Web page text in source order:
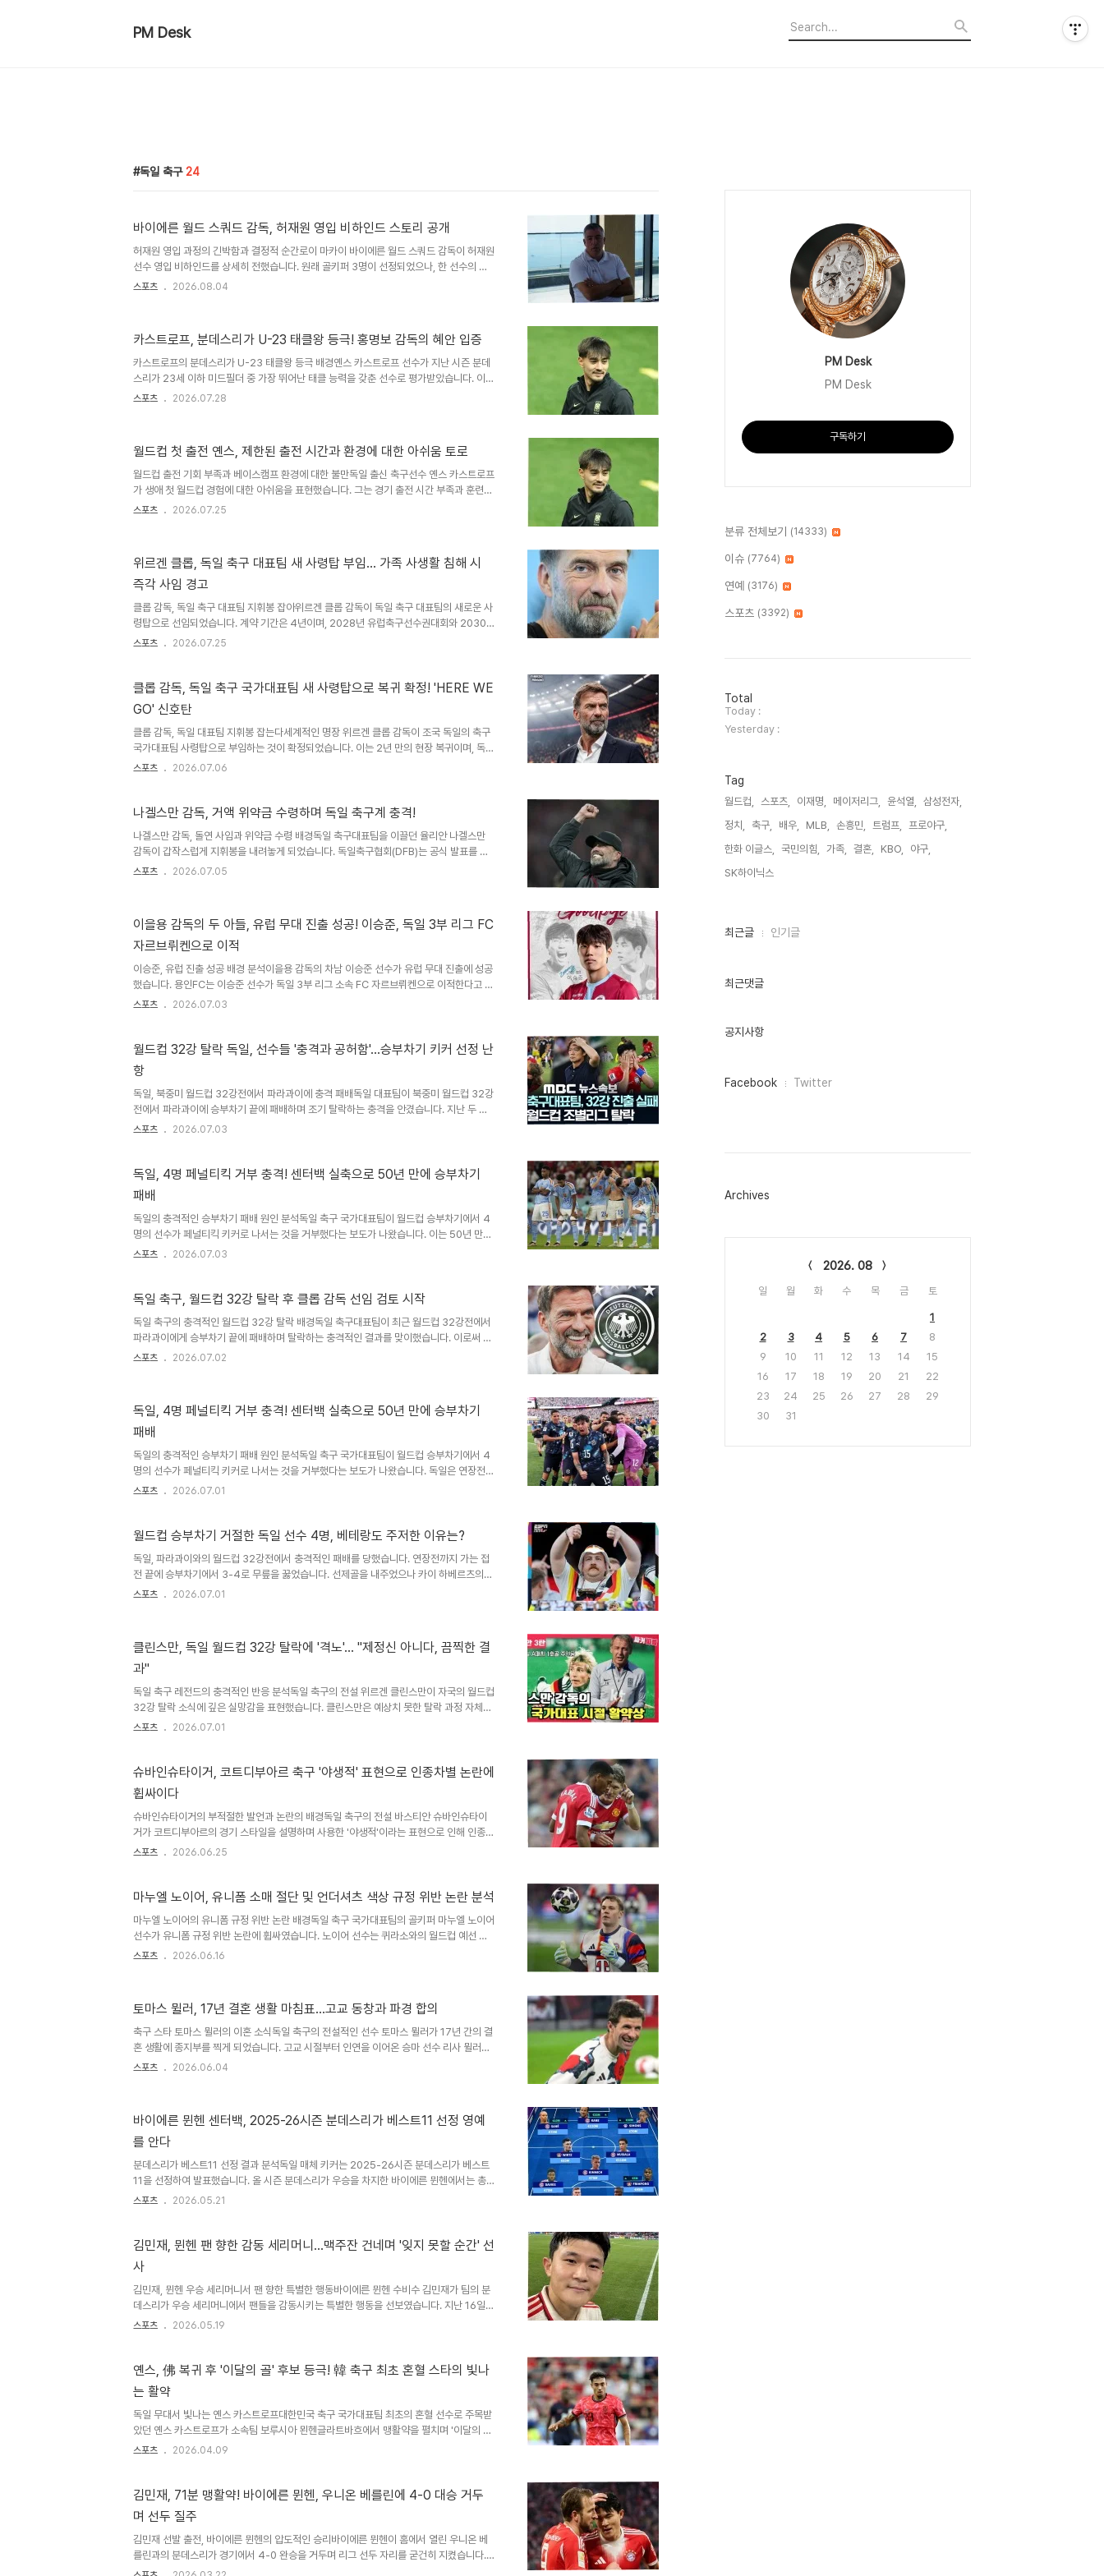
PM Desk
독일 축구 24
바이에른 월드 스쿼드 감독, 허재원 영입 비하인드 스토리 공개
허재원 영입 과정의 긴박함과 결정적 순간로이 마카이 바이에른 월드 스쿼드 감독이 허재원
선수 영입 비하인드를 상세히 전했습니다. 원래 골키퍼 3명이 선정되었으나, 한 선수의 부
득이한 불참으로 새로운 선수를 급하게 찾아야 했습니다. 추천받은 영상과 자료를 검토한
선수들이 프로 무대에 데뷔했으며, 허재원 선수가 그 두 번째 사례가 되었습니다. 이는 유소
년 축구 육성에 중요한 기여를 하고 있음을 보여줍니다. 한국 선수들의 잠재력과 네덜란드
..
스포츠 2026.08.04
카스트로프, 분데스리가 U-23 태클왕 등극! 홍명보 감독의 혜안 입증
카스트로프의 분데스리가 U-23 태클왕 등극 배경옌스 카스트로프 선수가 지난 시즌 분데
스리가 23세 이하 미드필더 중 가장 뛰어난 태클 능력을 갖춘 선수로 평가받았습니다. 이는
차기 시즌을 앞두고 남다른 수비 경쟁력을 입증한 결과입니다. 스스로는 2026 북중미 월
별리그 최종전 출전과 훈련 환경에 대한 아쉬움을 표현했습니다. 카스트로프의 플레이 스타
일과 통계적 증명카스트로프 선수의 강점은 육박감 넘치는 수비와 풍부한 활동량입니다. 이
는 ..
스포츠 2026.07.28
월드컵 첫 출전 옌스, 제한된 출전 시간과 환경에 대한 아쉬움 토로
월드컵 출전 기회 부족과 베이스캠프 환경에 대한 불만독일 출신 축구선수 옌스 카스트로프
가 생애 첫 월드컵 경험에 대한 아쉬움을 표현했습니다. 그는 경기 출전 시간 부족과 훈련
캠프 환경에 대한 불만을 제기했습니다. 특히, 안전상의 이유로 외부 활동 및 가족 면회가
지 못하고 가족도 제대로 만나지 못한 상황에 대해 깊은 아쉬움을 나타냈습니다. 그는 다른
국가대표팀들이 더 나은 환경에서 훈련하고 더 많은 선택권을 누렸을 것이라고 덧붙였습니
스포츠 2026.07.25
위르겐 클롭, 독일 축구 대표팀 새 사령탑 부임... 가족 사생활 침해 시
즉각 사임 경고
클롭 감독, 독일 축구 대표팀 지휘봉 잡아위르겐 클롭 감독이 독일 축구 대표팀의 새로운 사
령탑으로 선임되었습니다. 계약 기간은 4년이며, 2028년 유럽축구선수권대회와 2030
년 월드컵까지 팀을 이끌게 됩니다. 독일 축구협회는 이사회를 통해 클롭 감독 선임안을 만
탄탄한 조직력을 바탕으로 명확한 정체성을 가진 축구를 선보이겠다고 밝혔습니다. 또한,
뛸 자격이 있는 선수라면 누구에게나 기회가 열려 있음을 강조했습니다. 가족 사생활 침해
시 즉각 사임 경고클롭 감독은 취임식에서 언론을 향해 강력한 경고 메시지를 전달했습니
다. 가..
스포츠 2026.07.25
클롭 감독, 독일 축구 국가대표팀 새 사령탑으로 복귀 확정! 'HERE WE
GO' 신호탄
클롭 감독, 독일 대표팀 지휘봉 잡는다세계적인 명장 위르겐 클롭 감독이 조국 독일의 축구
국가대표팀 사령탑으로 부임하는 것이 확정되었습니다. 이는 2년 만의 현장 복귀이며, 독일
축구의 새로운 전환점이 될 것으로 기대됩니다. 클롭 감독은 에너지 재충전과 함께 복귀 준
기 사령탑으로 낙점했습니다. 클롭 감독은 독일 축구가 근본적인 변화가 필요하다는 점에
롭 감독의 지도력과 전술적 혁신클롭 감독은 보루시아 도르트문트와 리버풀을 이끌며 ..
스포츠 2026.07.06
나겔스만 감독, 거액 위약금 수령하며 독일 축구계 충격!
나겔스만 감독, 돌연 사임과 위약금 수령 배경독일 축구대표팀을 이끌던 율리안 나겔스만
감독이 갑작스럽게 지휘봉을 내려놓게 되었습니다. 독일축구협회(DFB)는 공식 발표를 통
해 나겔스만 감독과의 계약을 즉시 해지하기로 결정했다고 밝혔습니다. 이는 월드컵 3대회
에 달하는 금액을 받았던 것으로 알려졌습니다. 이에 따라 그에게 지급될 위약금 역시 상당
한 규모일 것으로 추정됩니다. 후임 감독 후보 및 향후 전망독일 축구대표팀의 사령탑 ..
스포츠 2026.07.05
이을용 감독의 두 아들, 유럽 무대 진출 성공! 이승준, 독일 3부 리그 FC
자르브뤼켄으로 이적
이승준, 유럽 진출 성공 배경 분석이을용 감독의 차남 이승준 선수가 유럽 무대 진출에 성공
했습니다. 용인FC는 이승준 선수가 독일 3부 리그 소속 FC 자르브뤼켄으로 이적한다고 공
식 발표했습니다. 이승준 선수는 빠른 스피드와 적극적인 움직임을 바탕으로 용인FC에서
가받았습니다. 선수 본인의 강한 유럽 진출 의지가 결정적인 계기가 되었으며, FC 자르브뤼
켄은 이승준 선수의 잠재력을 높게 평가하여 영입을 추진했습니다. 용인FC는 선수의 미래
와 커리어 발전을 최우선으로 고려하여 이적을 결정했습니다.구단의 긍정적 평가와 향후 전
망용인F..
스포츠 2026.07.03
월드컵 32강 탈락 독일, 선수들 '충격과 공허함'…승부차기 키커 선정 난
항
독일, 북중미 월드컵 32강전에서 파라과이에 충격 패배독일 대표팀이 북중미 월드컵 32강
전에서 파라과이에 승부차기 끝에 패배하며 조기 탈락하는 충격을 안겼습니다. 지난 두 번
의 월드컵에서도 조별리그에서 탈락했던 독일은 이번 대회에서는 32강 토너먼트 첫 경기
기에서 3-4로 패하며 아쉬움을 남겼습니다. 승부차기 키커 선정 난항과 선수들의 심경독
일은 파라과이와의 승부차기에서 예정된 다섯 번째 키커까지 승부를 가리지 못했고, 여섯
번째 키커 선정에 어려움을 겪었습니다. 주장 킴미히가 동료들에게 키커로 나설 것을 제안
했으나 모두 거..
스포츠 2026.07.03
독일, 4명 페널티킥 거부 충격! 센터백 실축으로 50년 만에 승부차기
패배
독일의 충격적인 승부차기 패배 원인 분석독일 축구 국가대표팀이 월드컵 승부차기에서 4
명의 선수가 페널티킥 키커로 나서는 것을 거부했다는 보도가 나왔습니다. 이는 50년 만의
승부차기 패배라는 충격적인 결과로 이어졌습니다. 베테랑 선수들의 망설임은 팀 전체에 큰
키커 성공으로 이어지며 독일의 16강 진출 좌절을 확정지었습니다. 결정적인 순간 경험 부
나의 독일 축구 악몽'이라 칭하며 혹평했습니다. 최근 월드컵 3개 대회 연속 조기 탈락에..
스포츠 2026.07.03
독일 축구, 월드컵 32강 탈락 후 클롭 감독 선임 검토 시작
독일 축구의 충격적인 월드컵 32강 탈락 배경독일 축구대표팀이 최근 월드컵 32강전에서
파라과이에게 승부차기 끝에 패배하며 탈락하는 충격적인 결과를 맞이했습니다. 이로써 독
일은 세 대회 연속 월드컵 16강 진출에 실패하는 부진을 겪게 되었습니다. 이번 패배는 독
은 독일 축구계의 오랜 염원이었으며, 그의 복귀 가능성에 대한 기대감이 높아지고 있습니
다. 클롭 감독은 이미 독일 대표팀 감독직에 대한 관심을 여러 차례 시사한 바 있습니다. 독..
스포츠 2026.07.02
독일, 4명 페널티킥 거부 충격! 센터백 실축으로 50년 만에 승부차기
패배
독일의 충격적인 승부차기 패배 원인 분석독일 축구 국가대표팀이 월드컵 승부차기에서 4
명의 선수가 페널티킥 키커로 나서는 것을 거부했다는 보도가 나왔습니다. 독일은 연장전
끝에 파라과이와 1-1로 비긴 후 승부차기에서 3-4로 패하며 16강 진출에 실패했습니다.
째 키커로 나서는 것을 망설였으며, 특히 베테랑 고레츠카는 두 차례의 요청에도 불구하고
로 나섰으나, 슈팅을 크로스바 위로 날리며 실축했습니다. 이 실축은 독일의 탈락을 확정짓
는 결정적인..
스포츠 2026.07.01
월드컵 승부차기 거절한 독일 선수 4명, 베테랑도 주저한 이유는?
독일, 파라과이와의 월드컵 32강전에서 충격적인 패배를 당했습니다. 연장전까지 가는 접
전 끝에 승부차기에서 3-4로 무릎을 꿇었습니다. 선제골을 내주었으나 카이 하베르츠의
동점골로 균형을 맞추었으나, 연장전 득점이 비디오 판독으로 취소되는 불운을 겪었습니다.
동료들의 주저함 때문이었습니다. 레온 고레츠카, 발데마르 안톤, 나다니엘 브라운, 말릭 치
아우 등은 여섯 번째 키커로 나서는 것을 망설였습니다. 특히 A매치 72경기에 출전한 베테
랑 레온 고..
스포츠 2026.07.01
클린스만, 독일 월드컵 32강 탈락에 '격노'… "제정신 아니다, 끔찍한 결
과"
독일 축구 레전드의 충격적인 반응 분석독일 축구의 전설 위르겐 클린스만이 자국의 월드컵
32강 탈락 소식에 깊은 실망감을 표현했습니다. 클린스만은 예상치 못한 탈락 과정 자체에
대해 혹평하며 참담한 심경을 드러냈습니다. 이는 독일 축구계에 큰 충격을 안겨주었습니
습니다. 특히 승부차기에서의 준비 부족은 이해할 수 없는 수준이라고 강도 높게 비판했습
니다. 클린스만의 과거와 현재, 그리고 독일 축구의 미래클린스만은 이번 탈락을 4년 전과
8년 전의 조기 탈락만큼이나 끔찍한 결과라고 평가했습니다. 그는 독일 축구가 깊은 늪에
빠졌..
스포츠 2026.07.01
슈바인슈타이거, 코트디부아르 축구 '야생적' 표현으로 인종차별 논란에
휩싸이다
슈바인슈타이거의 부적절한 발언과 논란의 배경독일 축구의 전설 바스티안 슈바인슈타이
거가 코트디부아르의 경기 스타일을 설명하며 사용한 '야생적'이라는 표현으로 인해 인종차
별 논란에 휩싸였습니다. 해당 발언은 독일 내에서 거센 비판을 불러일으켰습니다. 그의 분
조금 야생적이며, 완전히 전술적이지는 않은 축구'라고 평가했습니다. 특히 '야생적'이라는
정관념을 강화할 수 있다는 비판이 제기되었습니다. 이는 아프리카 축구에 대한 편견을 드
러내는 발언으로 해석될..
스포츠 2026.06.25
마누엘 노이어, 유니폼 소매 절단 및 언더셔츠 색상 규정 위반 논란 분석
마누엘 노이어의 유니폼 규정 위반 논란 배경독일 축구 국가대표팀의 골키퍼 마누엘 노이어
선수가 유니폼 규정 위반 논란에 휩싸였습니다. 노이어 선수는 퀴라소와의 월드컵 예선 경
기에서 긴팔 유니폼의 소매를 직접 잘라 반팔로 만들었습니다. 이 과정에서 유니폼 색상과
츠를 입고 소매를 잘라 흰색 부분이 그대로 보이게 하여 규정을 위반한 것으로 보입니다. 이
러한 소매 절단 결정이 그를 곤경에 빠뜨릴 수 있다는 분석이 나오고 있습니다. ..
스포츠 2026.06.16
토마스 뮐러, 17년 결혼 생활 마침표...고교 동창과 파경 합의
축구 스타 토마스 뮐러의 이혼 소식독일 축구의 전설적인 선수 토마스 뮐러가 17년 간의 결
혼 생활에 종지부를 찍게 되었습니다. 고교 시절부터 인연을 이어온 승마 선수 리사 뮐러와
의 파경 소식이 전해졌습니다. 두 사람은 독일 축구계의 대표적인 잉꼬부부로 많은 사랑을
거리감이 결국 관계에 영향을 미친 것으로 보입니다. 향후 전망 및 뮐러의 현재 상황비록 사
생활의 아픔을 겪고 있지만, 토마스 뮐러는 여전히 그라운드 위에서 뛰어난 활약을..
스포츠 2026.06.04
바이에른 뮌헨 센터백, 2025-26시즌 분데스리가 베스트11 선정 영예
를 안다
분데스리가 베스트11 선정 결과 분석독일 매체 키커는 2025-26시즌 분데스리가 베스트
11을 선정하여 발표했습니다. 올 시즌 분데스리가 우승을 차지한 바이에른 뮌헨에서는 총
6명의 선수가 베스트11에 이름을 올렸습니다. 공격진에는 케인, 디아스가 선정되었으며,
선보였습니다. 하지만 수비진에서는 다소 불안정한 모습을 보여 2위 도르트문트보다 더 많
은 골을 실점했습니다. 이러한 상황 속에서도 센터백 김민재는 25경기에 출전하여 팀의 우
승에 기여했습니다. 주요 선수들의 활약상 및 향후 일정키커 선정 베스트11에 포함된 우파
메카노는..
스포츠 2026.05.21
김민재, 뮌헨 팬 향한 감동 세리머니…맥주잔 건네며 '잊지 못할 순간' 선
사
김민재, 뮌헨 우승 세리머니서 팬 향한 특별한 행동바이에른 뮌헨 수비수 김민재가 팀의 분
데스리가 우승 세리머니에서 팬들을 감동시키는 특별한 행동을 선보였습니다. 지난 16일
FC 쾰른과의 경기에서 5-1 대승을 거두며 시즌을 마무리한 뮌헨은 통산 35번째 분데스리
재김민재는 동료들에게 맥주를 뿌리는 대신, 시즌 내내 열렬한 응원을 보내준 팬들에게 직
접 맥주잔을 건네는 감동적인 모습을 보였습니다. 독일 매체 '크라이스차이퉁'은 김민재가
팬들을 향해 걸어가며 맥주잔을 스태프에게 전달했고, 스태프가 이를 팬들에게 나눠주었다
고 보도했습..
스포츠 2026.05.19
옌스, 佛 복귀 후 '이달의 골' 후보 등극! 韓 축구 최초 혼혈 스타의 빛나
는 활약
독일 무대서 빛나는 옌스 카스트로프대한민국 축구 국가대표팀 최초의 혼혈 선수로 주목받
았던 옌스 카스트로프가 소속팀 보루시아 묀헨글라트바흐에서 맹활약을 펼치며 '이달의 골'
후보에 이름을 올리는 쾌거를 달성했습니다. 지난달 FC 쾰른과의 분데스리가 경기에서 기
완성한 결정적인 득점이었습니다. 멀티골 폭발! '손흥민 존'에서 작렬한 환상적인 중거리 슈
팅옌스는 FC 쾰른과의 경기에서 전반 1분 만에 선제골을 기록하며 팀에 리드를 안겼습니
다. 후반 15분에는 상대 수비를 앞에 두고 과감한 드리블 돌파 후 오른발로 기습적인 중거
리 ..
스포츠 2026.04.09
김민재, 71분 맹활약! 바이에른 뮌헨, 우니온 베를린에 4-0 대승 거두
며 선두 질주
김민재 선발 출전, 바이에른 뮌헨의 압도적인 승리바이에른 뮌헨이 홈에서 열린 우니온 베
를린과의 분데스리가 경기에서 4-0 완승을 거두며 리그 선두 자리를 굳건히 지켰습니다.
이날 경기에서 한국인 수비수 김민재는 선발 출전하여 71분간 활약하며 팀의 무실점 승리
PM Desk
PM Desk
구독하기
분류 전체보기 (14333)
이슈 (7764)
연예 (3176)
스포츠 (3392)
방
문
자
수
Total
Today :
Yesterday :
Tag
월드컵, 스포츠, 이재명, 메이저리그, 윤석열,
삼성전자,
정치,
축구, 배우, MLB, 손흥민, 트럼프,
프로야구,
한화 이글스,
국민의힘, 가족, 결혼, KBO,
야구,
SK하이닉스,
최
인
최근글 인기글
최근댓글
공지사항
페
그
Facebook Twitter
Archives
2026. 08
일 월 화 수 목 금 토
1
2
3 4 5 6 7
8
9
10 11 12 13 14
15
16
17 18 19 20 21
22
23
24 25 26 27 28
29
30
31